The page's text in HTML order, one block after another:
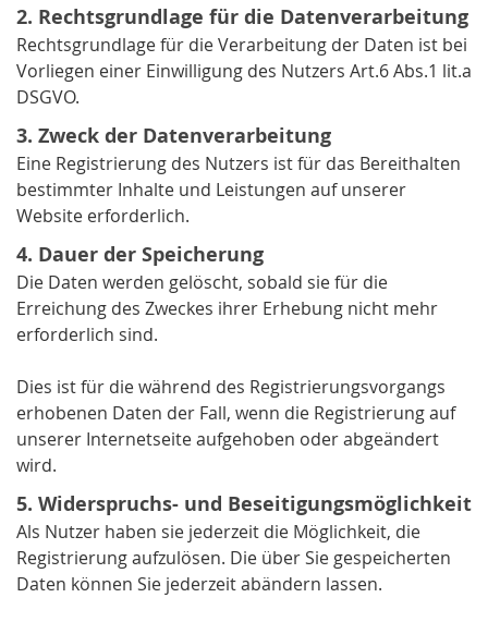
2. Rechtsgrundlage für die Datenverarbeitung
Rechtsgrundlage für die Verarbeitung der Daten ist bei
Vorliegen einer Einwilligung des Nutzers Art.6 Abs.1 lit.a
DSGVO.
3. Zweck der Datenverarbeitung
Eine Registrierung des Nutzers ist für das Bereithalten
bestimmter Inhalte und Leistungen auf unserer
Website erforderlich.
4. Dauer der Speicherung
Die Daten werden gelöscht, sobald sie für die
Erreichung des Zweckes ihrer Erhebung nicht mehr
erforderlich sind.
Dies ist für die während des Registrierungsvorgangs
erhobenen Daten der Fall, wenn die Registrierung auf
unserer Internetseite aufgehoben oder abgeändert
wird.
5. Widerspruchs- und Beseitigungsmöglichkeit
Als Nutzer haben sie jederzeit die Möglichkeit, die
Registrierung aufzulösen. Die über Sie gespeicherten
Daten können Sie jederzeit abändern lassen.